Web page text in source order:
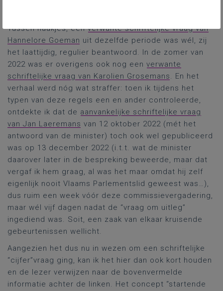
Tussen haakjes, eenverwante schriftelijke vraag van
Hannelore Goeman uit dezelfde periode was wél, zij
het laattijdig, regulier beantwoord. In de zomer van
2022 was er overigens ook nog een verwante
schriftelijke vraag van Karolien Grosemans. En het
verhaal werd nóg wat straffer: toen ik tijdens het
typen van deze regels een en ander controleerde,
ontdekte ik dat de aanvankelijke schriftelijke vraag
van Jan Laeremans van 12 oktober 2022 (mét het
antwoord van de minister) toch ook wel gepubliceerd
was op 13 december 2022 (i.t.t. wat de minister
daarover later in de bespreking beweerde, maar dat
vergaf ik hem graag, al was het maar omdat hij zelf
eigenlijk nooit Vlaams Parlementslid geweest was…),
dus ruim een week vóór deze commissievergadering,
maar wél vijf dagen nadat de “vraag om uitleg”
ingediend was. Soit, een zaak van elkaar kruisende
gebeurtenissen wellicht.
Aangezien het dus nu in wezen om een schriftelijke
“cijfer”vraag ging, kan ik het hier dan ook kort houden
en de lezer verwijzen naar de bovenvermelde
informatie achter de linken. Het concept “startende